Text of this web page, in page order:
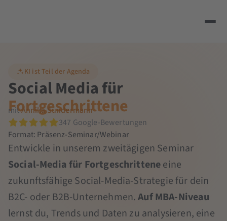
KI ist Teil der Agenda
Social Media für
Fortgeschrittene
mitAnnika Sundermann
347 Google-Bewertungen
Format: Präsenz-Seminar/Webinar
Entwickle in unserem zweitägigen Seminar
Social-Media für Fortgeschritteneeine
zukunftsfähige Social-Media-Strategie für dein
B2C- oder B2B-Unternehmen.Auf MBA-Niveau
lernst du, Trends und Daten zu analysieren, eine